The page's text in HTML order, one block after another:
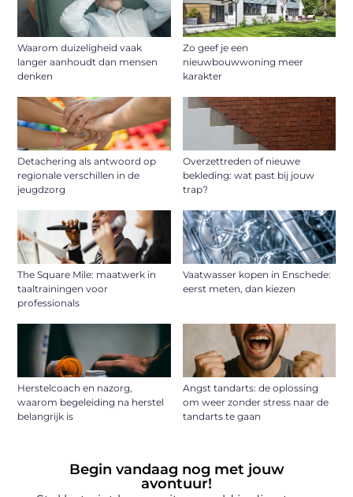
Waarom duizeligheid vaak
langer aanhoudt dan mensen
denken
Zo geef je een
nieuwbouwwoning meer
karakter
Detachering als antwoord op
regionale verschillen in de
jeugdzorg
Overzettreden of nieuwe
bekleding: wat past bij jouw
trap?
The Square Mile: maatwerk in
taaltrainingen voor
professionals
Vaatwasser kopen in Enschede:
eerst meten, dan kiezen
Herstelcoach en nazorg,
waarom begeleiding na herstel
belangrijk is
Angst tandarts: de oplossing
om weer zonder stress naar de
tandarts te gaan
Begin vandaag nog met jouw
avontuur!